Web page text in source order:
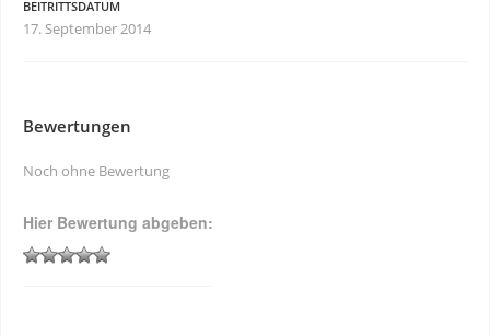
BEITRITTSDATUM
17. September 2014
Bewertungen
Noch ohne Bewertung
Hier Bewertung abgeben: